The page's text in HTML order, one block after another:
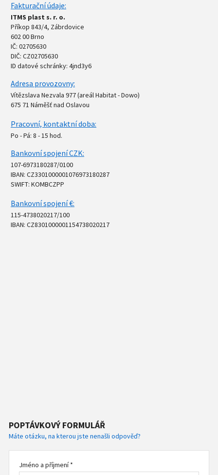
Fakturační údaje:
ITMS plast s. r. o.
Příkop 843/4, Zábrdovice
602 00 Brno
IČ: 02705630
DIČ: CZ02705630
ID datové schránky: 4jnd3y6
Adresa provozovny:
Vítězslava Nezvala 977 (areál Habitat - Dowo)
675 71 Náměšť nad Oslavou
Pracovní, kontaktní doba:
Po - Pá: 8 - 15 hod.
Bankovní spojení CZK:
107-6973180287/0100
IBAN: CZ3301000001076973180287
SWIFT: KOMBCZPP
Bankovní spojení €:
115-4738020217/100
IBAN: CZ8301000001154738020217
POPTÁVKOVÝ FORMULÁŘ
Máte otázku, na kterou jste nenašli odpověď?
Jméno a příjmení *